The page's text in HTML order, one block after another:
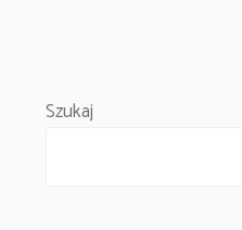
Szukaj